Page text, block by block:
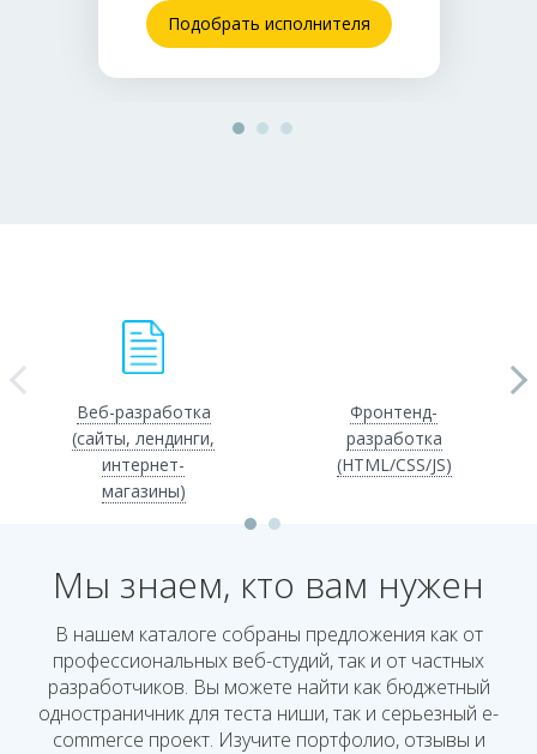
Подобрать исполнителя
Веб-разработка
(сайты, лендинги,
интернет-
магазины)
Фронтенд-
разработка
(HTML/CSS/JS)
Мы знаем, кто вам нужен
В нашем каталоге собраны предложения как от
профессиональных веб-студий, так и от частных
разработчиков. Вы можете найти как бюджетный
одностраничник для теста ниши, так и серьезный e-
commerce проект. Изучите портфолио, отзывы и